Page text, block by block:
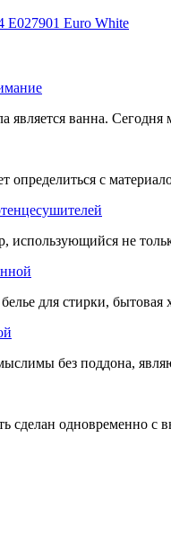
E027901 Euro White
является ванна.
определиться с
использующийся не
для стирки, бытовая
без поддона,
сделан одновременно с